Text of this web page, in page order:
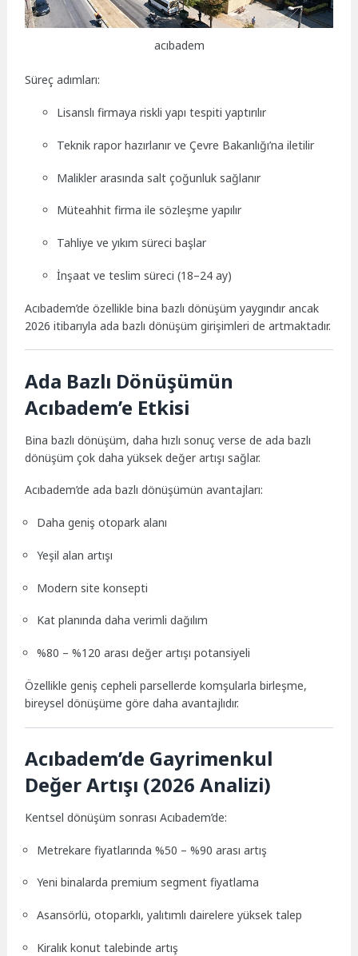
acıbadem
Süreç adımları:
Lisanslı firmaya riskli yapı tespiti yaptırılır
Teknik rapor hazırlanır ve Çevre Bakanlığı’na iletilir
Malikler arasında salt çoğunluk sağlanır
Müteahhit firma ile sözleşme yapılır
Tahliye ve yıkım süreci başlar
İnşaat ve teslim süreci (18–24 ay)
Acıbadem’de özellikle bina bazlı dönüşüm yaygındır ancak
2026 itibarıyla ada bazlı dönüşüm girişimleri de artmaktadır.
Ada Bazlı Dönüşümün
Acıbadem’e Etkisi
Bina bazlı dönüşüm, daha hızlı sonuç verse de ada bazlı
dönüşüm çok daha yüksek değer artışı sağlar.
Acıbadem’de ada bazlı dönüşümün avantajları:
Daha geniş otopark alanı
Yeşil alan artışı
Modern site konsepti
Kat planında daha verimli dağılım
%80 – %120 arası değer artışı potansiyeli
Özellikle geniş cepheli parsellerde komşularla birleşme,
bireysel dönüşüme göre daha avantajlıdır.
Acıbadem’de Gayrimenkul
Değer Artışı (2026 Analizi)
Kentsel dönüşüm sonrası Acıbadem’de:
Metrekare fiyatlarında %50 – %90 arası artış
Yeni binalarda premium segment fiyatlama
Asansörlü, otoparklı, yalıtımlı dairelere yüksek talep
Kiralık konut talebinde artış